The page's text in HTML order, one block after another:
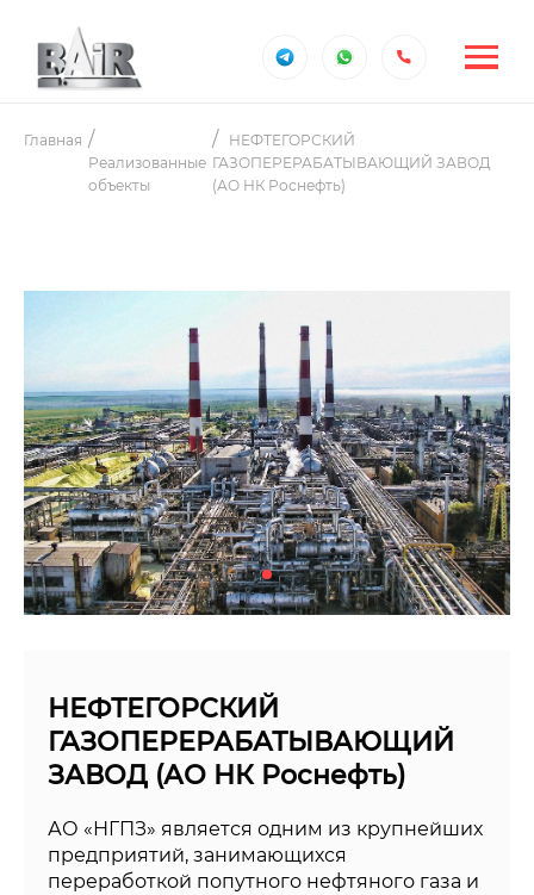
Главная
Реализованные
объекты
НЕФТЕГОРСКИЙ
ГАЗОПЕРЕРАБАТЫВАЮЩИЙ ЗАВОД
(АО НК Роснефть)
НЕФТЕГОРСКИЙ
ГАЗОПЕРЕРАБАТЫВАЮЩИЙ
ЗАВОД (АО НК Роснефть)
АО «НГПЗ» является одним из крупнейших
предприятий, занимающихся
переработкой попутного нефтяного газа и